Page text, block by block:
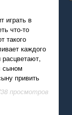
играть в
что-то
такого
каждого
сыном
привить
просмотров